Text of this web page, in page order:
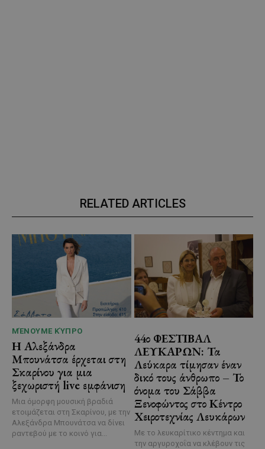
RELATED ARTICLES
ΜΈΝΟΥΜΕ ΚΎΠΡΟ
Η Αλεξάνδρα
Μπουνάτσα έρχεται στη
Σκαρίνου για μια
ξεχωριστή live εμφάνιση
Μια όμορφη μουσική βραδιά
ετοιμάζεται στη Σκαρίνου, με την
Αλεξάνδρα Μπουνάτσα να δίνει
ραντεβού με το κοινό για...
44ο ΦΕΣΤΙΒΑΛ
ΛΕΥΚΑΡΩΝ: Τα
Λεύκαρα τίμησαν έναν
δικό τους άνθρωπο – Το
όνομα του Σάββα
Ξενοφώντος στο Κέντρο
Χειροτεχνίας Λευκάρων
Με το λευκαρίτικο κέντημα και
την αργυροχοΐα να κλέβουν τις